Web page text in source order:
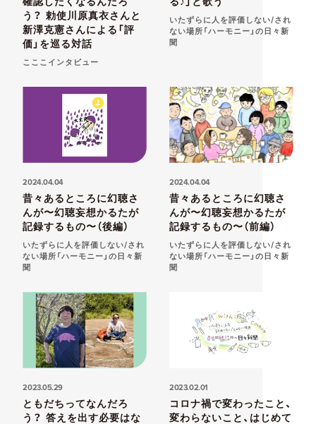
う？ 勅使川原真衣さんと
新澤克憲さんによる「評
価」を巡る対話
こここインタビュー
いたずらに人を評価しない/され
ない場所「ハーモニー」の日々新
聞
2024.04.04
昔々あるところに幻聴さ
んが〜幻聴妄想かるたが
記録するもの〜（後編）
いたずらに人を評価しない/され
ない場所「ハーモニー」の日々新
聞
2024.04.04
昔々あるところに幻聴さ
んが〜幻聴妄想かるたが
記録するもの〜（前編）
いたずらに人を評価しない/され
ない場所「ハーモニー」の日々新
聞
2023.05.29
ともだちってなんだろ
う？ 答えを出す必要はな
2023.02.01
コロナ禍で変わったこと、
変わらないこと、はじめて